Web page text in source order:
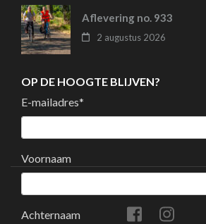
Aflevering no. 933
2 augustus 2026
OP DE HOOGTE BLIJVEN?
E-mailadres*
Voornaam
Achternaam